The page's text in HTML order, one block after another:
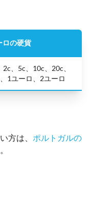
ロの硬貨
2c、5c、10c、20c、
1ユーロ、2ユーロ
方は、 ポルトガルの